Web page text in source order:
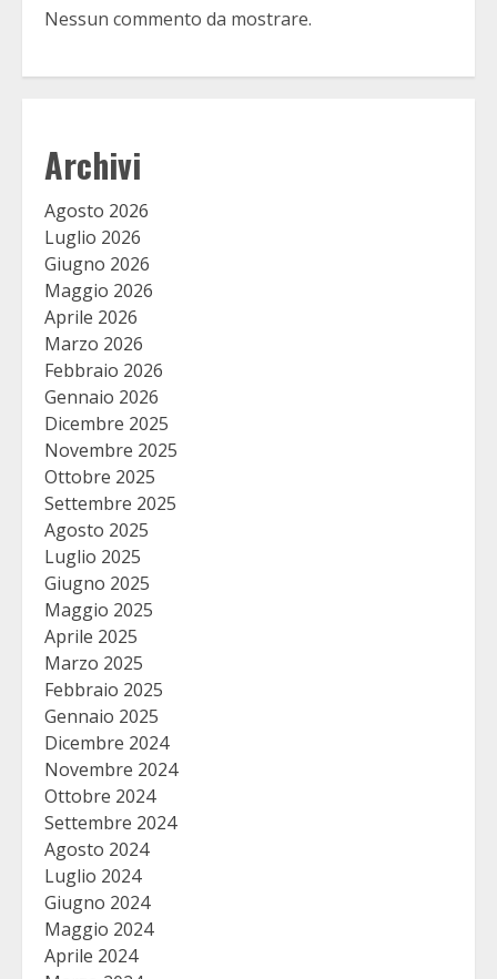
Nessun commento da mostrare.
Archivi
Agosto 2026
Luglio 2026
Giugno 2026
Maggio 2026
Aprile 2026
Marzo 2026
Febbraio 2026
Gennaio 2026
Dicembre 2025
Novembre 2025
Ottobre 2025
Settembre 2025
Agosto 2025
Luglio 2025
Giugno 2025
Maggio 2025
Aprile 2025
Marzo 2025
Febbraio 2025
Gennaio 2025
Dicembre 2024
Novembre 2024
Ottobre 2024
Settembre 2024
Agosto 2024
Luglio 2024
Giugno 2024
Maggio 2024
Aprile 2024